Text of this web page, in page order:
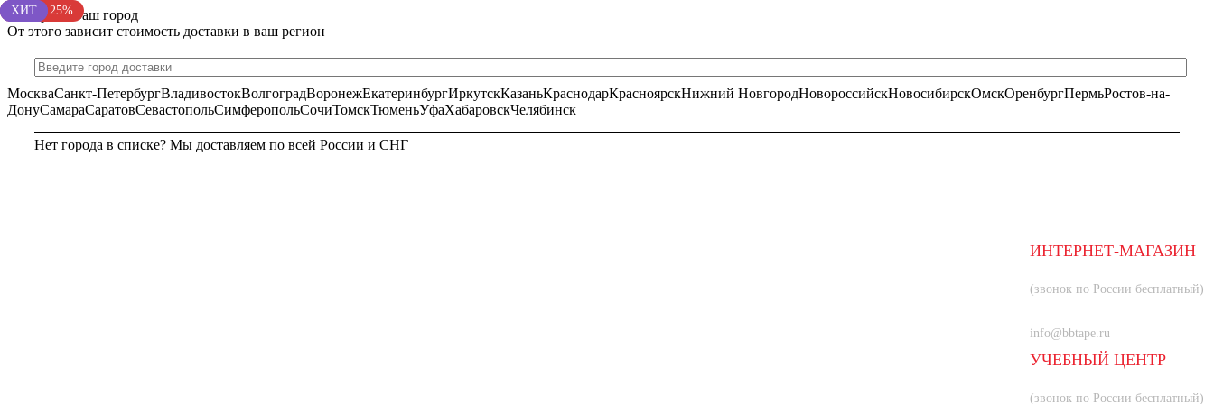
Выберите Ваш город
От этого зависит стоимость доставки в ваш регион
МоскваСанкт-ПетербургВладивостокВолгоградВоронежЕкатеринбургИркутскКазаньКраснодарКрасноярскНижний НовгородНовороссийскНовосибирскОмскОренбургПермьРостов-на-
ДонуСамараСаратовСевастопольСимферопольСочиТомскТюменьУфаХабаровскЧелябинск
Нет города в списке? Мы доставляем по всей России и СНГ
ИНТЕРНЕТ-МАГАЗИН
(звонок по России бесплатный)
info@bbtape.ru
УЧЕБНЫЙ ЦЕНТР
(звонок по России бесплатный)
Акция 25%
ХИТ
ХИТ